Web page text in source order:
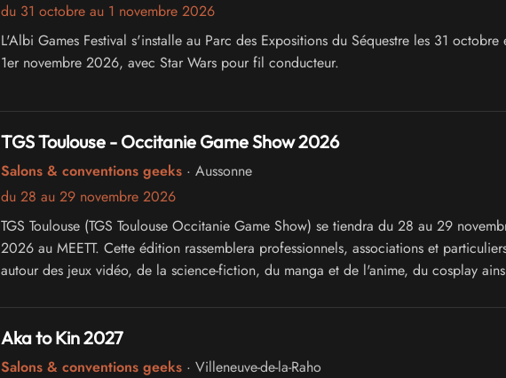
du 31 octobre au 1 novembre 2026
L'Albi Games Festival s'installe au Parc des Expositions du Séquestre les 31 octobre
1er novembre 2026, avec Star Wars pour fil conducteur.
TGS Toulouse - Occitanie Game Show 2026
Salons & conventions geeks· Aussonne
du 28 au 29 novembre 2026
TGS Toulouse (TGS Toulouse Occitanie Game Show) se tiendra du 28 au 29
2026 au MEETT. Cette édition rassemblera professionnels, associations et
autour des jeux vidéo, de la science-fiction, du manga et de l'anime, du cosplay
Aka to Kin 2027
Salons & conventions geeks· Villeneuve-de-la-Raho